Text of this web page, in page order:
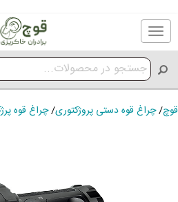
Toggle
navigation
قوچ/چراغ قوه دستی پروژکتوری/چراغ قوه